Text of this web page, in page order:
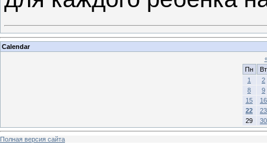
Calendar
Пн
Вт
1
2
8
9
15
16
22
23
29
30
Полная версия сайта